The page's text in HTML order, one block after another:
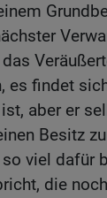
es findet
aber er
Besitz
viel dafür
die